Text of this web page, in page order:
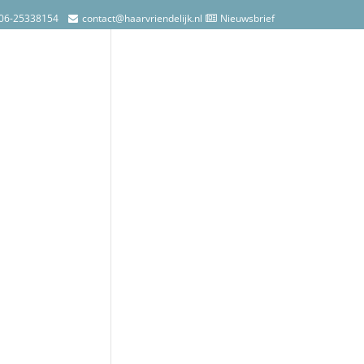
25338154 contact@haarvriendelijk.nl Nieuwsbrief